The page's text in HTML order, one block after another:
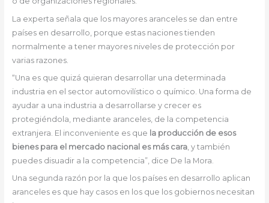
La experta señala que los mayores aranceles se dan entre
países en desarrollo, porque estas naciones tienden
normalmente a tener mayores niveles de protección por
varias razones.
“Una es que quizá quieran desarrollar una determinada
industria en el sector automovilístico o químico. Una forma de
ayudar a una industria a desarrollarse y crecer es
protegiéndola, mediante aranceles, de la competencia
extranjera. El inconveniente es que la producción de esos
bienes para el mercado nacional es más cara, y también
puedes disuadir a la competencia”, dice De la Mora.
Una segunda razón por la que los países en desarrollo aplican
aranceles es que hay casos en los que los gobiernos necesitan